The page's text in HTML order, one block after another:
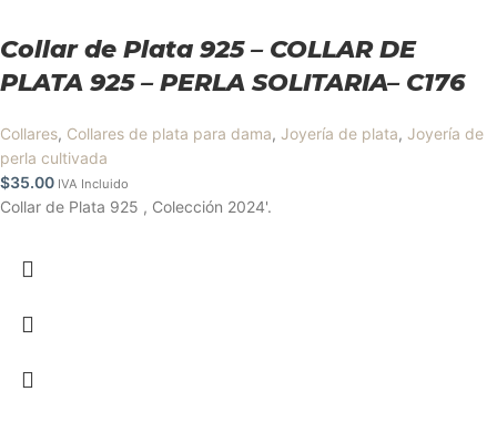
Collar de Plata 925 – COLLAR DE
PLATA 925 – PERLA SOLITARIA– C176
Collares, Collares de plata para dama, Joyería de plata, Joyería de
perla cultivada
$35.00 IVA Incluido
Collar de Plata 925 , Colección 2024'.